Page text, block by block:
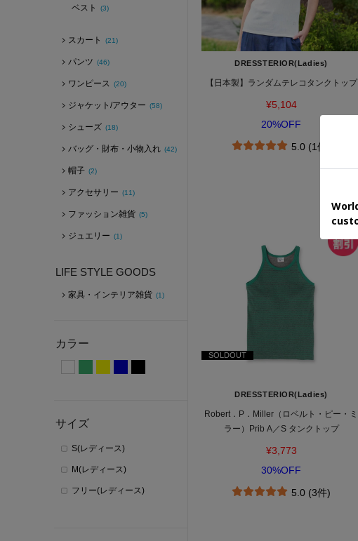
ベスト (3)
スカート (21)
パンツ (46)
ワンピース (20)
ジャケット/アウター (58)
シューズ (18)
バッグ・財布・小物入れ (42)
帽子 (2)
アクセサリー (11)
ファッション雑貨 (5)
ジュエリー (1)
LIFE STYLE GOODS
家具・インテリア雑貨 (1)
カラー
サイズ
S(レディース)
M(レディース)
フリー(レディース)
DRESSTERIOR(Ladies)
【日本製】ランダムテレコタンクトップ
¥5,104
20%OFF
5.0 (1件)
SOLDOUT
DRESSTERIOR(Ladies)
Robert．P．Miller（ロベルト・ピー・ミ
ラー）Prib A／S タンクトップ
¥3,773
30%OFF
5.0 (3件)